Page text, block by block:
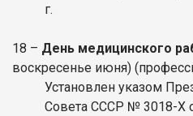
г.
18 – День медицинского
воскресенье июня)
Установлен указом
Совета СССР № 3018-Х